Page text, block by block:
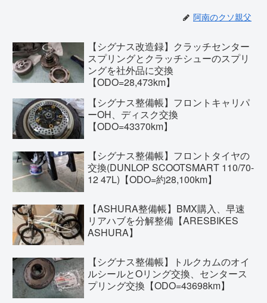
阿南のクソ親父
【シグナス改造録】クラッチセンター
スプリングとクラッチシューのスプリ
ングを社外品に交換
【ODO=28,473km】
【シグナス整備帳】フロントキャリパ
ーOH、ディスク交換
【ODO=43370km】
【シグナス整備帳】フロントタイヤの
交換(DUNLOP SCOOTSMART 110/70-
12 47L)【ODO=約28,100km】
【ASHURA整備帳】BMX購入、早速
リアハブを分解整備【ARESBIKES
ASHURA】
【シグナス整備帳】トルクカムのオイ
ルシールとOリング交換、センタース
プリング交換【ODO=43698km】